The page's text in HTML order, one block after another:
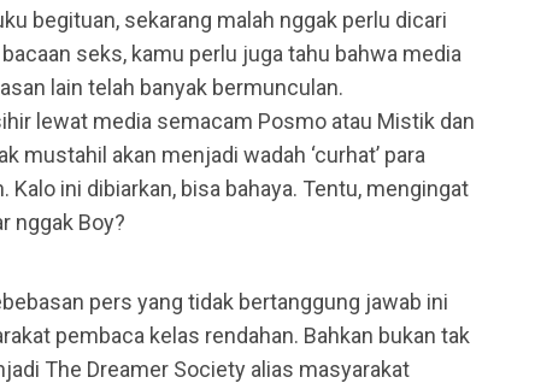
begituan, sekarang malah nggak perlu dicari
seks, kamu perlu juga tahu bahwa media
lain telah banyak bermunculan.
lewat media semacam Posmo atau Mistik dan
mustahil akan menjadi wadah ‘curhat’ para
ini dibiarkan, bisa bahaya. Tentu, mengingat
nggak Boy?
pers yang tidak bertanggung jawab ini
pembaca kelas rendahan. Bahkan bukan tak
The Dreamer Society alias masyarakat